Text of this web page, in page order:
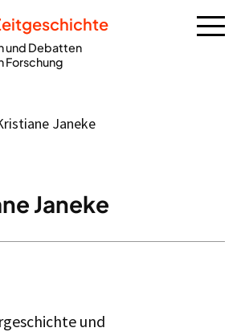
und Debatten
Forschung
Janeke
Janeke
und